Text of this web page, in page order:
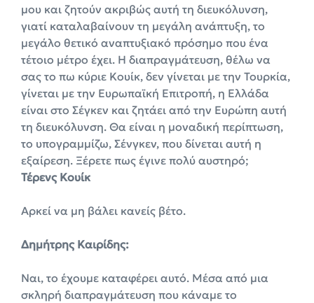
μου και ζητούν ακριβώς αυτή τη διευκόλυνση,
γιατί καταλαβαίνουν τη μεγάλη ανάπτυξη, το
μεγάλο θετικό αναπτυξιακό πρόσημο που ένα
τέτοιο μέτρο έχει. Η διαπραγμάτευση, θέλω να
σας το πω κύριε Κουίκ, δεν γίνεται με την Τουρκία,
γίνεται με την Ευρωπαϊκή Επιτροπή, η Ελλάδα
είναι στο Σέγκεν και ζητάει από την Ευρώπη αυτή
τη διευκόλυνση. Θα είναι η μοναδική περίπτωση,
το υπογραμμίζω, Σένγκεν, που δίνεται αυτή η
εξαίρεση. Ξέρετε πως έγινε πολύ αυστηρό;
Τέρενς Κουίκ
Αρκεί να μη βάλει κανείς βέτο.
Δημήτρης Καιρίδης:
Ναι, το έχουμε καταφέρει αυτό. Μέσα από μια
σκληρή διαπραγμάτευση που κάναμε το